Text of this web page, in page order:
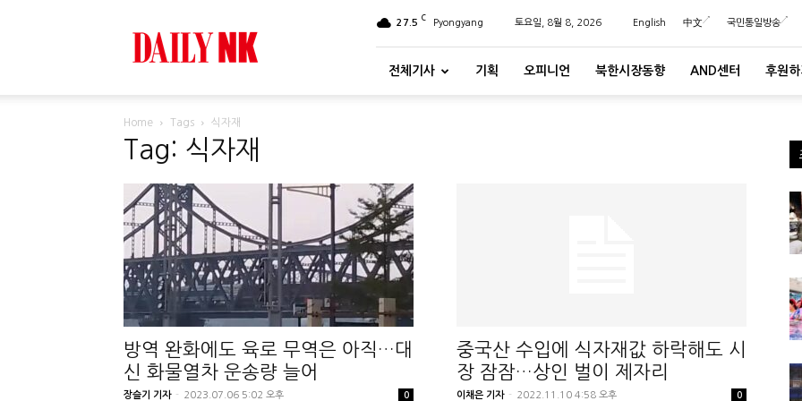
27.5 C Pyongyang 토요일, 8월 8, 2026 English 中文 국민통일방송
전체기사 기획 오피니언 북한시장동향 AND센터 후원
Home Tags 식자재
Tag: 식자재
방역 완화에도 육로 무역은 아직…대
신 화물열차 운송량 늘어
장슬기 기자 - 2023.07.06 5:02 오후 0
중국산 수입에 식자재값 하락해도 시
장 잠잠…상인 벌이 제자리
이채은 기자 - 2022.11.10 4:58 오후 0